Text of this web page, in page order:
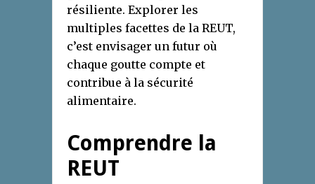
résiliente. Explorer les
multiples facettes de la REUT,
c’est envisager un futur où
chaque goutte compte et
contribue à la sécurité
alimentaire.
Comprendre la
REUT